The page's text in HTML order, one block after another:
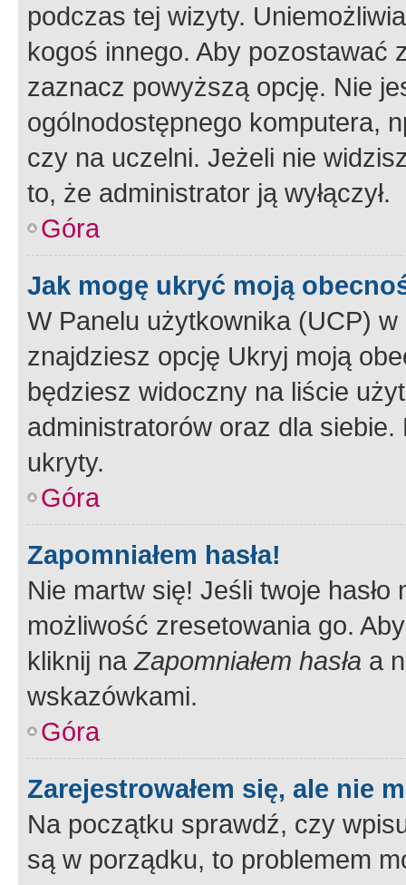
podczas tej wizyty.
kogoś innego. Aby pozostawać
zaznacz powyższą opcję. Nie
ogólnodostępnego komputera,
czy na uczelni. Jeżeli nie
to, że administrator ją wyłączył.
Góra
Jak mogę ukryć moją
W Panelu użytkownika (UCP) w
znajdziesz opcję Ukryj moją
będziesz widoczny na liście
administratorów oraz dla
ukryty.
Góra
Zapomniałem hasła!
Nie martw się! Jeśli twoje
możliwość zresetowania go.
kliknij naZapomniałem hasła a
wskazówkami.
Góra
Zarejestrowałem się, ale nie
Na początku sprawdź, czy
są w porządku, to problemem